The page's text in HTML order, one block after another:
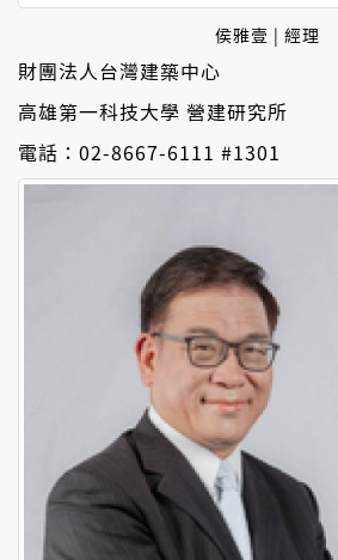
侯雅壹 | 經理
財團法人台灣建築中心
高雄第一科技大學 營建研究所
電話：02-8667-6111 #1301